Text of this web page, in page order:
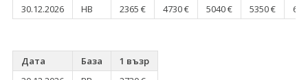
30.12.2026
HB 2365 € 4730 € 5040 € 5350 €
Дата База
1 възр